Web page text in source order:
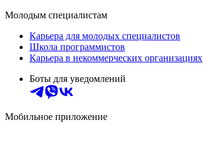
Молодым специалистам
Карьера для молодых специалистов
Школа программистов
Карьера в некоммерческих организациях
Боты для уведомлений
Мобильное приложение